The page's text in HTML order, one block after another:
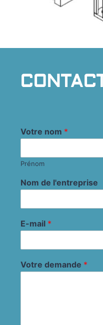
Votre nom *
Prénom
Nom de l'entreprise
E-mail *
Votre demande *